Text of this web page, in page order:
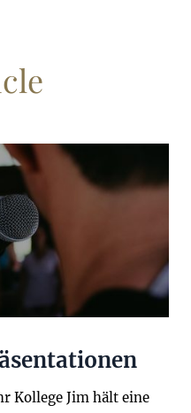
Kollege Jim hält eine